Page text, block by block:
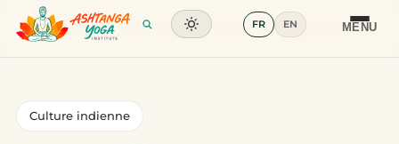
MENU
Formation
Glossaire
FR EN
Culture indienne